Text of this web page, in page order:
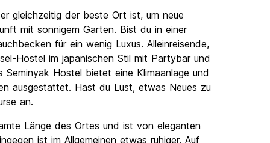
gleichzeitig der beste Ort ist, um neue
mit sonnigem Garten. Bist du in einer
für ein wenig Luxus. Alleinreisende,
Hostel im japanischen Stil mit Partybar und
Hostel bietet eine Klimaanlage und
ausgestattet. Hast du Lust, etwas Neues zu
an.
Länge des Ortes und ist von eleganten
ist im Allgemeinen etwas ruhiger. Auf